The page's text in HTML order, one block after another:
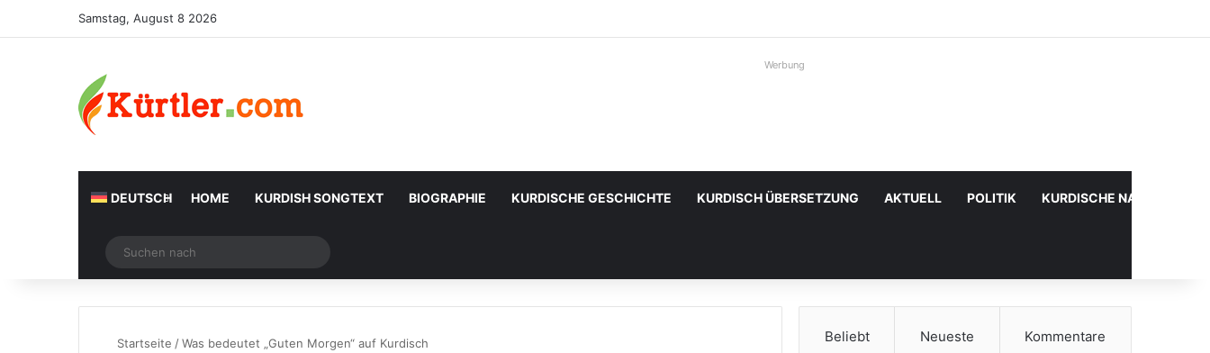
Samstag, August 8 2026
Werbung
DEUTSCH HOME KURDISH SONGTEXT BIOGRAPHIE KURDISCHE GESCHICHTE KURDISCH ÜBERSETZUNG AKTUELL POLITIK KURDISCHE
Zufälliger Artikel
nach
Startseite /Was bedeutet „Guten Morgen“ auf Kurdisch Beliebt Neueste Kommentare